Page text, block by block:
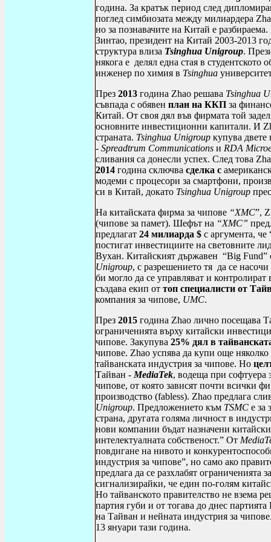
година. За кратък период след
поглед симбиозата между милиардера
но за познавачите на Китай е
Зинтао, президент на Китай 2003-2013
структура влиза Tsinghua Unigroup.
някога е делял една стая в
инженер по химия в Tsinghua
През 2013 година Zhao решава Tsinghua
съвпада с обявен план на ККП за
Китай. От своя дял във фирмата той
основните инвестиционни капитали. И
страната. Tsinghua Unigroup купува
- Spreadtrum Communications и RDA
сливания са донесли успех. След това
2014 година сключва сделка с
модеми с процесори за смартфони,
си в Китай, докато Tsinghua Unigroup
На китайската фирма за чипове “XMC”,
(чипове за памет). Шефът на “XMC”
предлагат 24 милиарда $ с аргумента, че
постигат инвестициите на световните
Вухан. Китайският държавен “Big Fund”
Unigroup, с разрешението тя да се
би могло да се управляват и
създава екип от топ специалисти от
компания за чипове, UMC.
През 2015 година Zhao лично посещава
ограниченията върху китайски
чипове. Закупува 25% дял в
чипове. Zhao успява да купи още
тайванската индустрия за чипове. Но
Тайван -MediaTek, водеща при софтуера
чипове, от която зависят почти всички
производство (fabless). Zhao предлага
Unigroup. Предложението към TSMC е за
страна, другата голяма личност в
нови компании бъдат назначени
интелектуалната собственост.” От
повдигане на нивото и
индустрия за чипове”, но само ако
предлага да се разхлабят
сигнализирайки, че един по-голям
Но тайванското правителство не взема
партия губи и от тогава до днес партията
на Тайван и нейната индустрия за
13 януари тази година.